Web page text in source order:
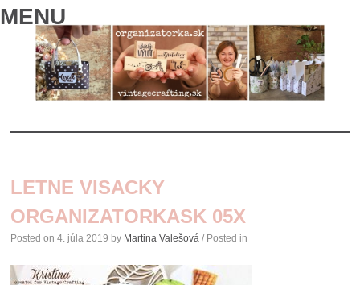
MENU
CONTENT
LETNE VISACKY
ORGANIZATORKASK 05X
Posted on4. júla 2019 by Martina Valešová / Posted in